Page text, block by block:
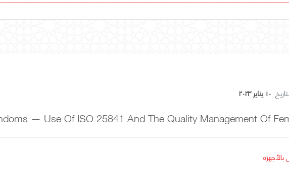
١٠ يناير ٢٠٢٣
— Use Of ISO 25841 And The Quality Management Of